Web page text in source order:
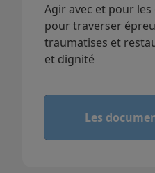
Agir avec et pour
pour traverser
traumatises et
et dignité
Les